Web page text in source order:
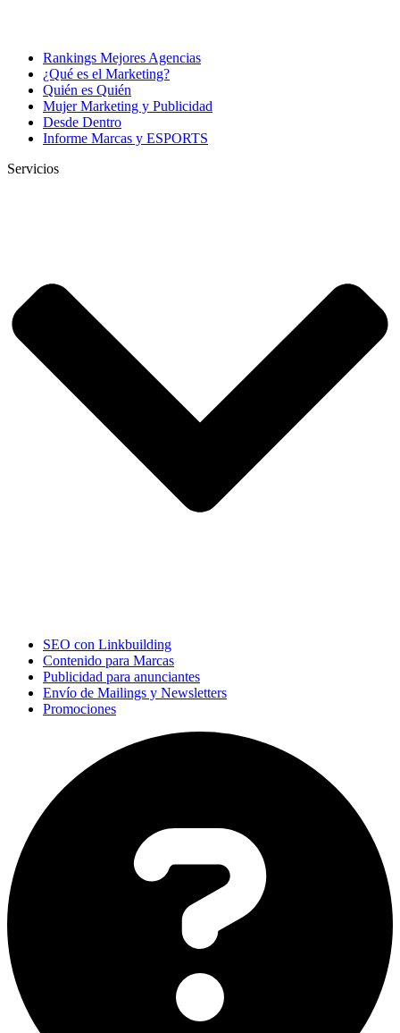
Rankings Mejores Agencias
¿Qué es el Marketing?
Quién es Quién
Mujer Marketing y Publicidad
Desde Dentro
Informe Marcas y ESPORTS
Servicios
SEO con Linkbuilding
Contenido para Marcas
Publicidad para anunciantes
Envío de Mailings y Newsletters
Promociones